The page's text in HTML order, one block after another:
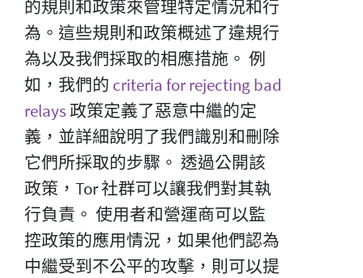
的規則和政策來管理特定情況和行
為。這些規則和政策概述了違規行
為以及我們採取的相應措施。 例
如，我們的 criteria for rejecting bad
relays政策定義了惡意中繼的定
義，並詳細說明了我們識別和刪除
它們所採取的步驟。 透過公開該
政策，Tor 社群可以讓我們對其執
行負責。 使用者和營運商可以監
控政策的應用情況，如果他們認為
中繼受到不公平的攻擊，則可以提